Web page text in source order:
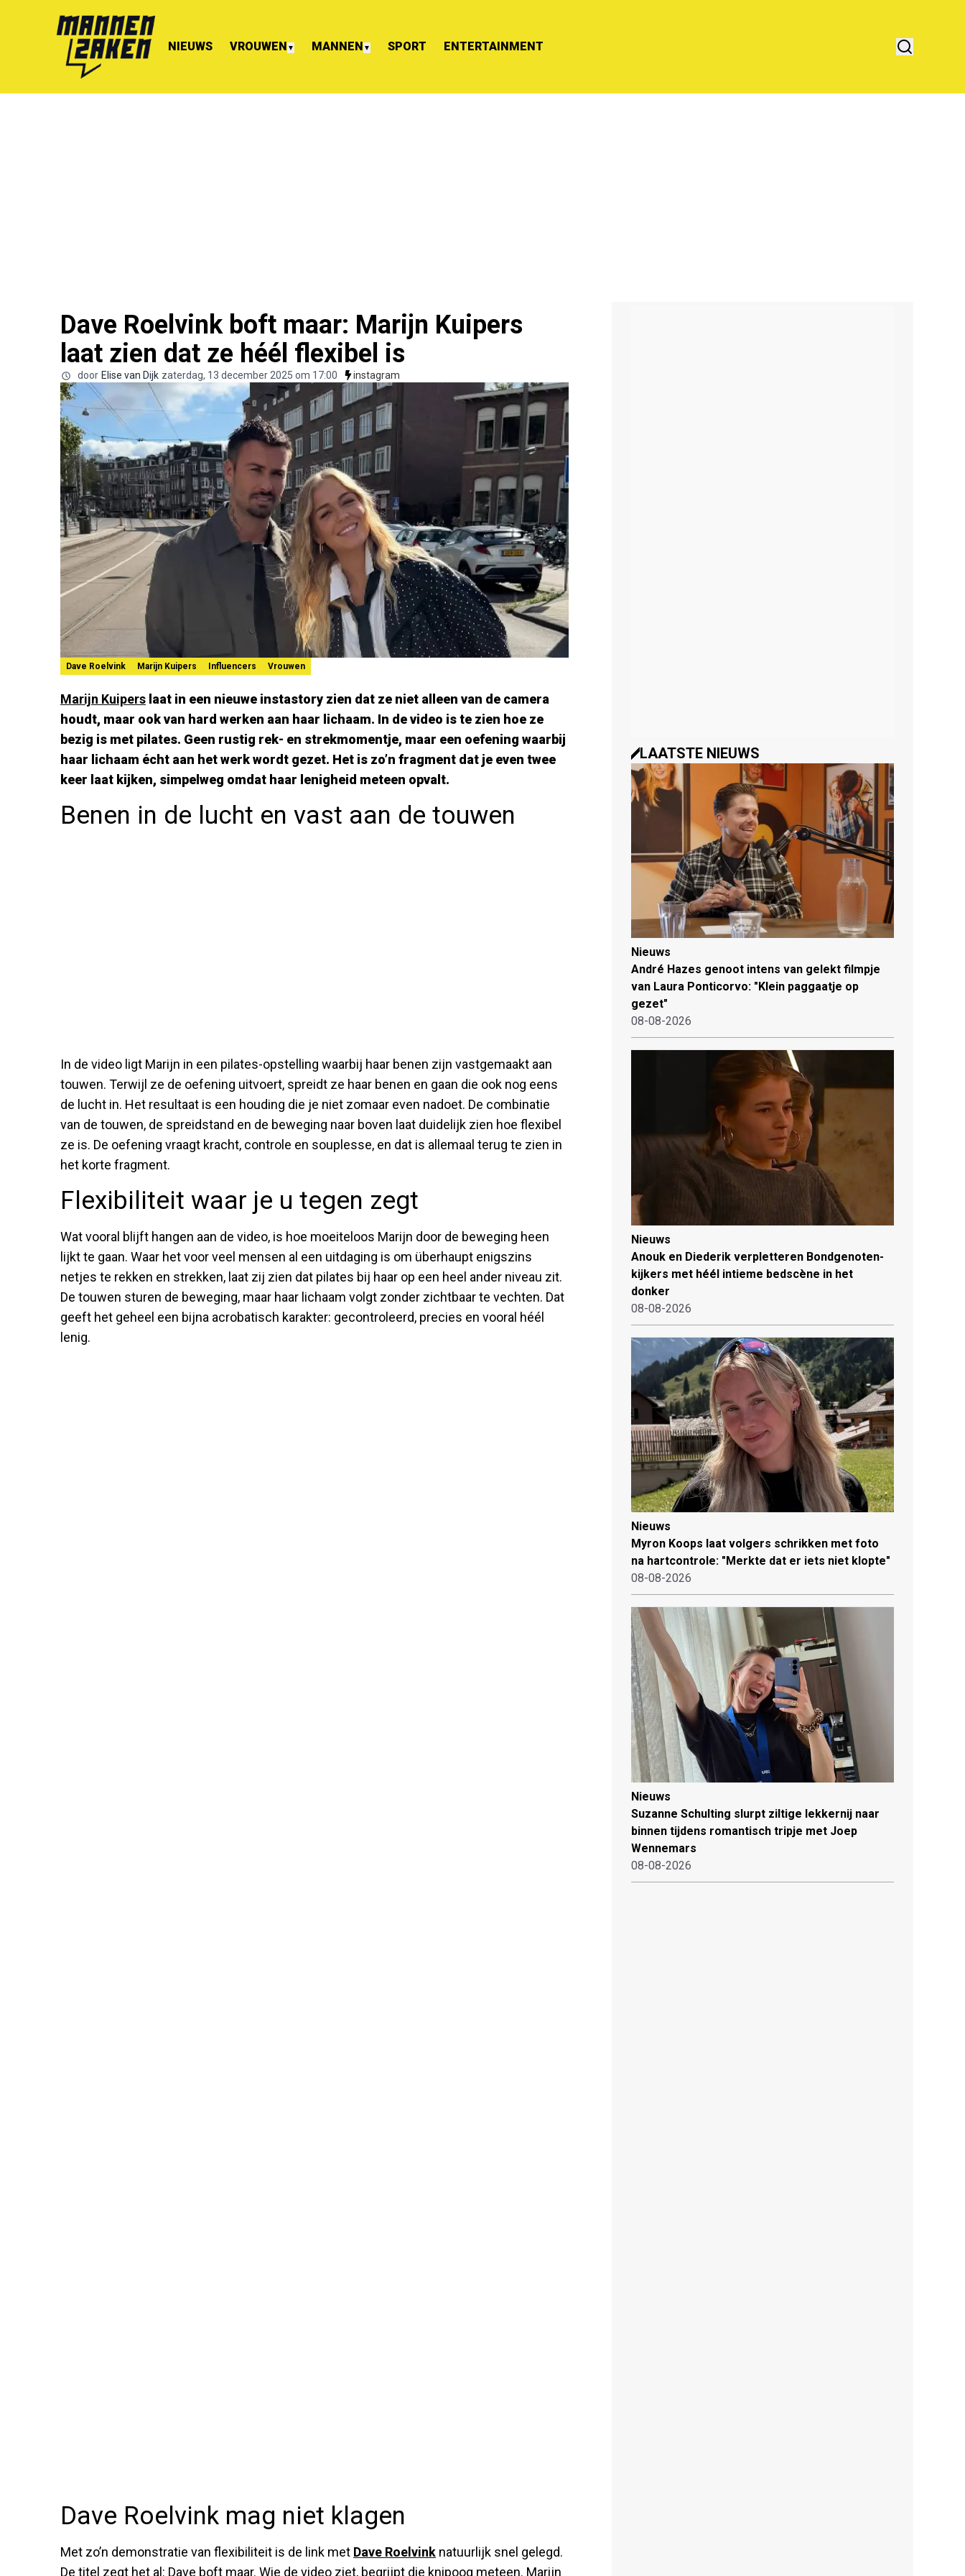
NIEUWS VROUWEN ▼ MANNEN ▼ SPORT ENTERTAINMENT
Dave Roelvink boft maar: Marijn Kuipers
laat zien dat ze héél flexibel is
door Elise van Dijk zaterdag, 13 december 2025 om 17:00 instagram
Dave Roelvink Marijn Kuipers Influencers Vrouwen
Marijn Kuipers laat in een nieuwe instastory zien dat ze niet alleen van de camera
houdt, maar ook van hard werken aan haar lichaam. In de video is te zien hoe ze
bezig is met pilates. Geen rustig rek- en strekmomentje, maar een oefening waarbij
haar lichaam écht aan het werk wordt gezet. Het is zo’n fragment dat je even twee
keer laat kijken, simpelweg omdat haar lenigheid meteen opvalt.
Benen in de lucht en vast aan de touwen
In de video ligt Marijn in een pilates-opstelling waarbij haar benen zijn vastgemaakt aan
touwen. Terwijl ze de oefening uitvoert, spreidt ze haar benen en gaan die ook nog eens
de lucht in. Het resultaat is een houding die je niet zomaar even nadoet. De combinatie
van de touwen, de spreidstand en de beweging naar boven laat duidelijk zien hoe flexibel
ze is. De oefening vraagt kracht, controle en souplesse, en dat is allemaal terug te zien in
het korte fragment.
Flexibiliteit waar je u tegen zegt
Wat vooral blijft hangen aan de video, is hoe moeiteloos Marijn door de beweging heen
lijkt te gaan. Waar het voor veel mensen al een uitdaging is om überhaupt enigszins
netjes te rekken en strekken, laat zij zien dat pilates bij haar op een heel ander niveau zit.
De touwen sturen de beweging, maar haar lichaam volgt zonder zichtbaar te vechten. Dat
geeft het geheel een bijna acrobatisch karakter: gecontroleerd, precies en vooral héél
lenig.
Dave Roelvink mag niet klagen
Met zo’n demonstratie van flexibiliteit is de link met Dave Roelvink natuurlijk snel gelegd.
De titel zegt het al: Dave boft maar. Wie de video ziet, begrijpt die knipoog meteen. Marijn
LAATSTE NIEUWS
Nieuws
André Hazes genoot intens van gelekt filmpje
van Laura Ponticorvo: "Klein paggaatje op
gezet"
08-08-2026
Nieuws
Anouk en Diederik verpletteren Bondgenoten-
kijkers met héél intieme bedscène in het
donker
08-08-2026
Nieuws
Myron Koops laat volgers schrikken met foto
na hartcontrole: "Merkte dat er iets niet klopte"
08-08-2026
Nieuws
Suzanne Schulting slurpt ziltige lekkernij naar
binnen tijdens romantisch tripje met Joep
Wennemars
08-08-2026